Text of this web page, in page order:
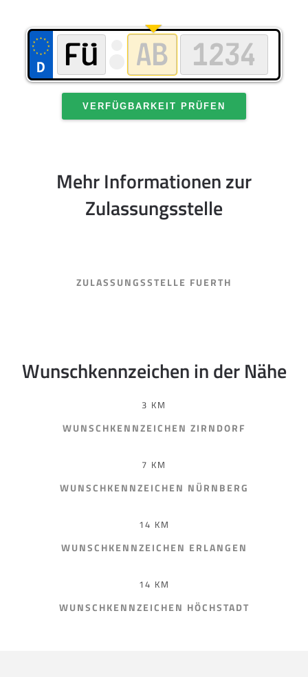
VERFÜGBARKEIT PRÜFEN
Mehr Informationen zur
Zulassungsstelle
ZULASSUNGSSTELLE FUERTH
Wunschkennzeichen in der Nähe
3 KM
WUNSCHKENNZEICHEN ZIRNDORF
7 KM
WUNSCHKENNZEICHEN NÜRNBERG
14 KM
WUNSCHKENNZEICHEN ERLANGEN
14 KM
WUNSCHKENNZEICHEN HÖCHSTADT